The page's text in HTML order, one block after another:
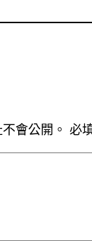
會公開。 必